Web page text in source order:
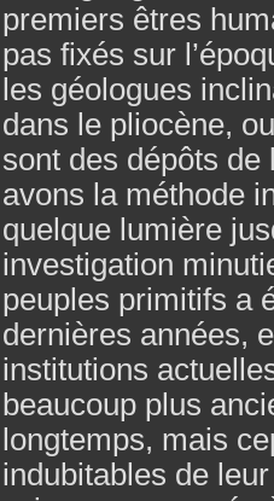
premiers êtres
pas fixés sur
les géologues
dans le pliocène,
sont des dépôts
avons la méthode
quelque lumière
investigation
peuples primitifs a
dernières années,
institutions
beaucoup plus
longtemps, mais
indubitables de